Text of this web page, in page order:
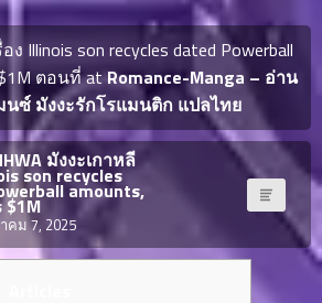
Illinois son recycles dated Powerball
ตอนที่ atRomance-Manga – อ่าน
ซ์ มังงะรักโรแมนติก แปลไทย
มังงะเกาหลี
son recycles
amounts,
$1M
คม 7, 2025